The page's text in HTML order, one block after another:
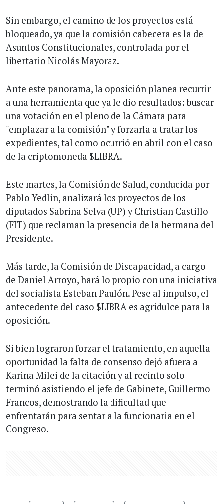
Sin embargo, el camino de los proyectos está
bloqueado, ya que la comisión cabecera es la de
Asuntos Constitucionales, controlada por el
libertario Nicolás Mayoraz.
Ante este panorama, la oposición planea recurrir
a una herramienta que ya le dio resultados: buscar
una votación en el pleno de la Cámara para
"emplazar a la comisión" y forzarla a tratar los
expedientes, tal como ocurrió en abril con el caso
de la criptomoneda $LIBRA.
Este martes, la Comisión de Salud, conducida por
Pablo Yedlin, analizará los proyectos de los
diputados Sabrina Selva (UP) y Christian Castillo
(FIT) que reclaman la presencia de la hermana del
Presidente.
Más tarde, la Comisión de Discapacidad, a cargo
de Daniel Arroyo, hará lo propio con una iniciativa
del socialista Esteban Paulón. Pese al impulso, el
antecedente del caso $LIBRA es agridulce para la
oposición.
Si bien lograron forzar el tratamiento, en aquella
oportunidad la falta de consenso dejó afuera a
Karina Milei de la citación y al recinto solo
terminó asistiendo el jefe de Gabinete, Guillermo
Francos, demostrando la dificultad que
enfrentarán para sentar a la funcionaria en el
Congreso.